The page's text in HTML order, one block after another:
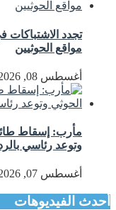
تجدد
مواقع الحوثيين
أغسطس 08, 2026
مأرب: إسقاط
وتوعد رئاسي
أغسطس 07, 2026
أحدث الفيديوهات